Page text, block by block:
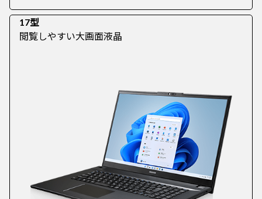
17型
閲覧しやすい大画面液晶